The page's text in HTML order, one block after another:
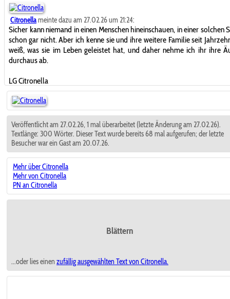
Citronellameinte dazu am 27.02.26 um 21:24:
Sicher kann niemand in einen Menschen hineinschauen, in einer solchen
schon gar nicht. Aber ich kenne sie und ihre weitere Familie seit
weiß, was sie im Leben geleistet hat, und daher nehme ich ihr ihre
durchaus ab.
LG Citronella
Veröffentlicht am 27.02.26, 1 mal überarbeitet (letzte Änderung am 27.02.26).
Textlänge: 300 Wörter. Dieser Text wurde bereits 68 mal aufgerufen; der letzte
Besucher war ein Gast am 20.07.26.
Mehr über Citronella
Mehr von Citronella
PN an Citronella
Blättern
...oder lies einen zufällig ausgewählten Text von Citronella.